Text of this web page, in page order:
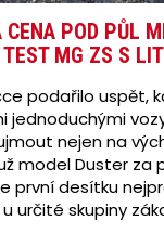
POD PŮL
MG ZS S
podařilo uspět,
jednoduchými
nejen na
model Duster
první desítku
určité skupiny